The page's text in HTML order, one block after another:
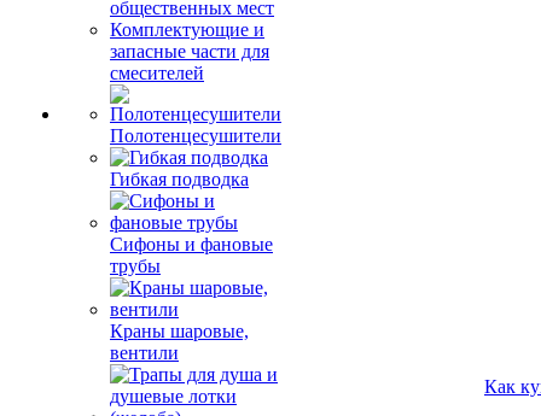
общественных мест
Комплектующие и
запасные части для
смесителей
Полотенцесушители
Гибкая подводка
Сифоны и фановые
трубы
Краны шаровые,
вентили
Как